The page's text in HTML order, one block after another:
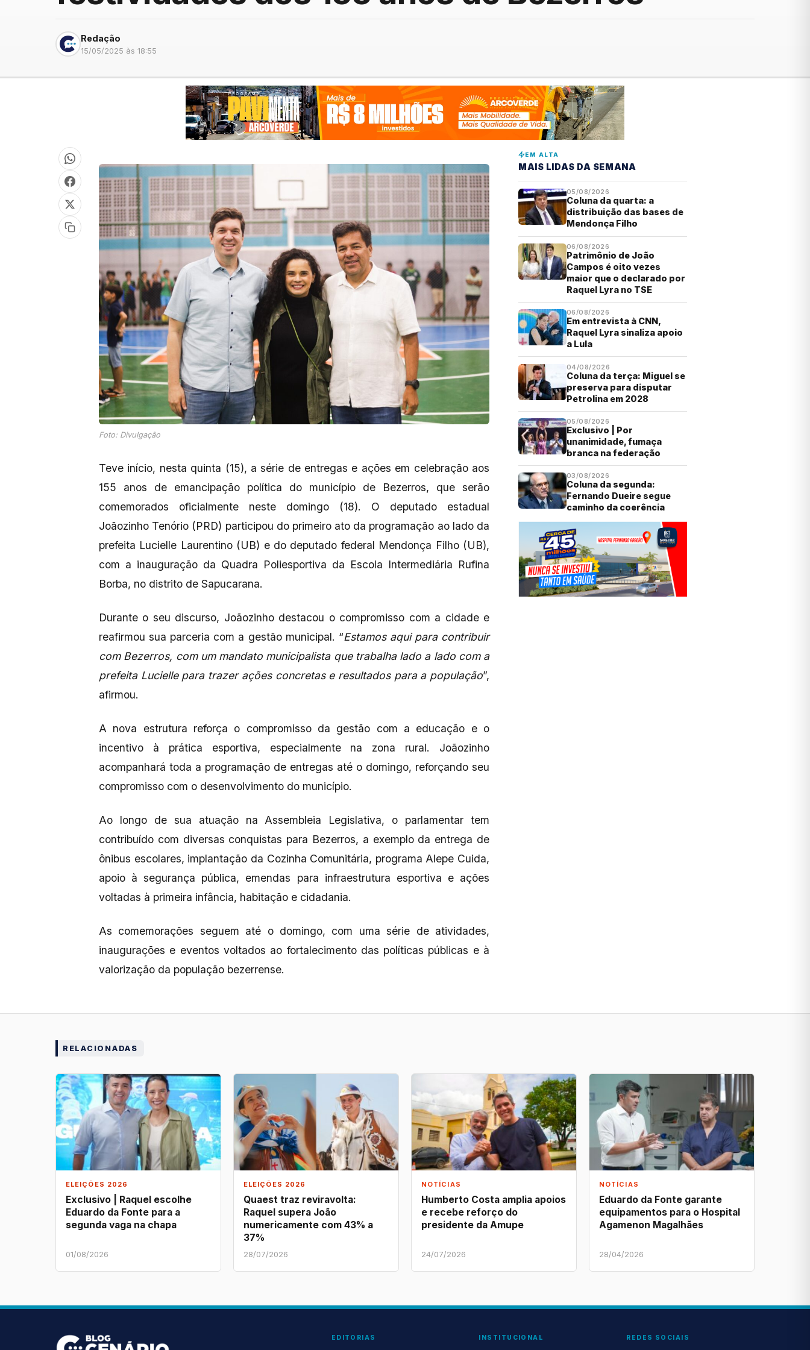
Redação
15/05/2025 às 18:55
Foto: Divulgação
Teve início, nesta quinta (15), a série de entregas e ações em celebração aos
155 anos de emancipação política do município de Bezerros, que serão
comemorados oficialmente neste domingo (18). O deputado estadual
Joãozinho Tenório (PRD) participou do primeiro ato da programação ao lado da
prefeita Lucielle Laurentino (UB) e do deputado federal Mendonça Filho (UB),
com a inauguração da Quadra Poliesportiva da Escola Intermediária Rufina
Borba, no distrito de Sapucarana.
Durante o seu discurso, Joãozinho destacou o compromisso com a cidade e
reafirmou sua parceria com a gestão municipal. “Estamos aqui para contribuir
com Bezerros, com um mandato municipalista que trabalha lado a lado com a
prefeita Lucielle para trazer ações concretas e resultados para a população”,
afirmou.
A nova estrutura reforça o compromisso da gestão com a educação e o
incentivo à prática esportiva, especialmente na zona rural. Joãozinho
acompanhará toda a programação de entregas até o domingo, reforçando seu
compromisso com o desenvolvimento do município.
Ao longo de sua atuação na Assembleia Legislativa, o parlamentar tem
contribuído com diversas conquistas para Bezerros, a exemplo da entrega de
ônibus escolares, implantação da Cozinha Comunitária, programa Alepe Cuida,
apoio à segurança pública, emendas para infraestrutura esportiva e ações
voltadas à primeira infância, habitação e cidadania.
As comemorações seguem até o domingo, com uma série de atividades,
inaugurações e eventos voltados ao fortalecimento das políticas públicas e à
valorização da população bezerrense.
EM ALTA
MAIS LIDAS DA SEMANA
05/08/2026
Coluna da quarta: a
distribuição das bases de
Mendonça Filho
06/08/2026
Patrimônio de João
Campos é oito vezes
maior que o declarado por
Raquel Lyra no TSE
06/08/2026
Em entrevista à CNN,
Raquel Lyra sinaliza apoio
a Lula
04/08/2026
Coluna da terça: Miguel se
preserva para disputar
Petrolina em 2028
05/08/2026
Exclusivo | Por
unanimidade, fumaça
branca na federação
03/08/2026
Coluna da segunda:
Fernando Dueire segue
caminho da coerência
RELACIONADAS
ELEIÇÕES 2026
Exclusivo | Raquel escolhe
Eduardo da Fonte para a
segunda vaga na chapa
01/08/2026
ELEIÇÕES 2026
Quaest traz reviravolta:
Raquel supera João
numericamente com 43% a
37%
28/07/2026
NOTÍCIAS
Humberto Costa amplia apoios
e recebe reforço do
presidente da Amupe
24/07/2026
NOTÍCIAS
Eduardo da Fonte garante
equipamentos para o Hospital
Agamenon Magalhães
28/04/2026
EDITORIAS INSTITUCIONAL REDES SOCIAIS